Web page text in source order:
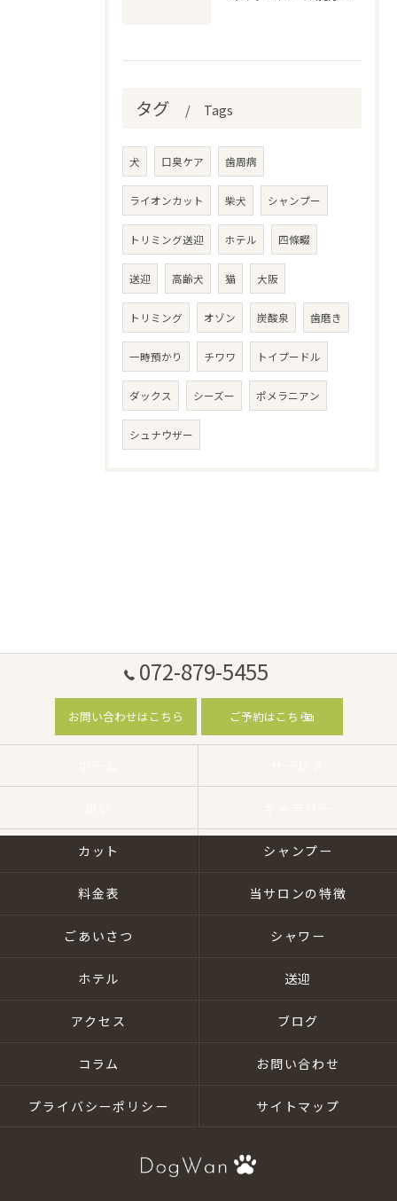
タグ Tags
犬 口臭ケア 歯周病
ライオンカット 柴犬 シャンプー
トリミング送迎 ホテル 四條畷
送迎 高齢犬 猫 大阪
トリミング オゾン 炭酸泉 歯磨き
一時預かり チワワ トイプードル
ダックス シーズー ポメラニアン
シュナウザー
072-879-5455
お問い合わせはこちら ご予約はこちら
カット シャンプー
料金表 当サロンの特徴
ごあいさつ シャワー
ホテル 送迎
アクセス ブログ
コラム お問い合わせ
プライバシーポリシー サイトマップ